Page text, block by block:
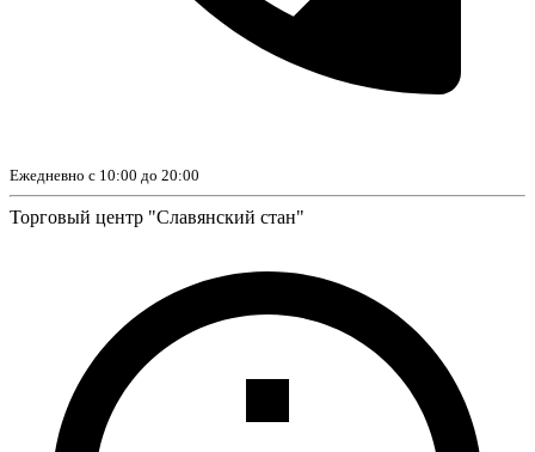
Ежедневно с 10:00 до 20:00
Торговый центр "Славянский стан"